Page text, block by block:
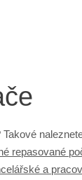
repasované
a